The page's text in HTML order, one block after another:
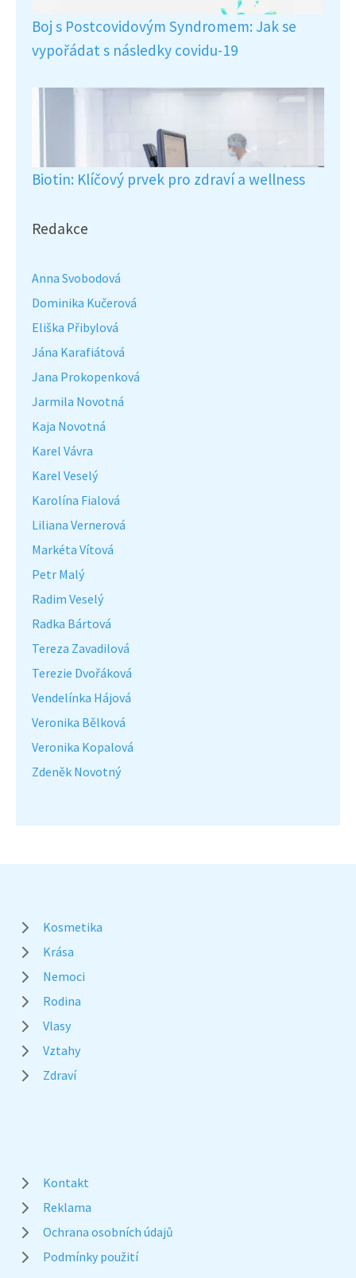
Boj s Postcovidovým Syndromem: Jak se
vypořádat s následky covidu-19
Biotin: Klíčový prvek pro zdraví a wellness
Redakce
Anna Svobodová
Dominika Kučerová
Eliška Přibylová
Jána Karafiátová
Jana Prokopenková
Jarmila Novotná
Kaja Novotná
Karel Vávra
Karel Veselý
Karolína Fialová
Liliana Vernerová
Markéta Vítová
Petr Malý
Radim Veselý
Radka Bártová
Tereza Zavadilová
Terezie Dvořáková
Vendelínka Hájová
Veronika Bělková
Veronika Kopalová
Zdeněk Novotný
Kosmetika
Krása
Nemoci
Rodina
Vlasy
Vztahy
Zdraví
Kontakt
Reklama
Ochrana osobních údajů
Podmínky použití